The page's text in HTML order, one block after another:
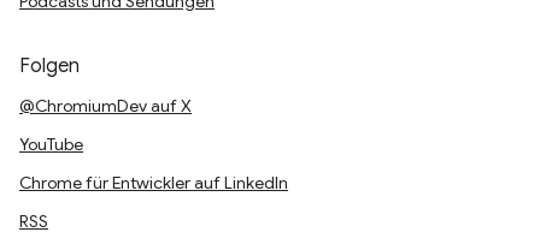
Folgen
@ChromiumDev auf X
YouTube
Chrome für Entwickler auf LinkedIn
RSS